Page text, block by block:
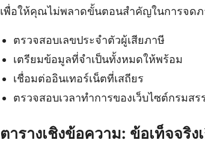
เพื่อให้คุณไม่พลาดขั้นตอนสำคัญในการจด
ตรวจสอบเลขประจำตัวผู้เสียภาษี
เตรียมข้อมูลที่จำเป็นทั้งหมดให้พร้อม
เชื่อมต่ออินเทอร์เน็ตที่เสถียร
ตรวจสอบเวลาทำการของเว็บไซต์กรมสร
ตารางเชิงข้อความ: ข้อเท็จจริ